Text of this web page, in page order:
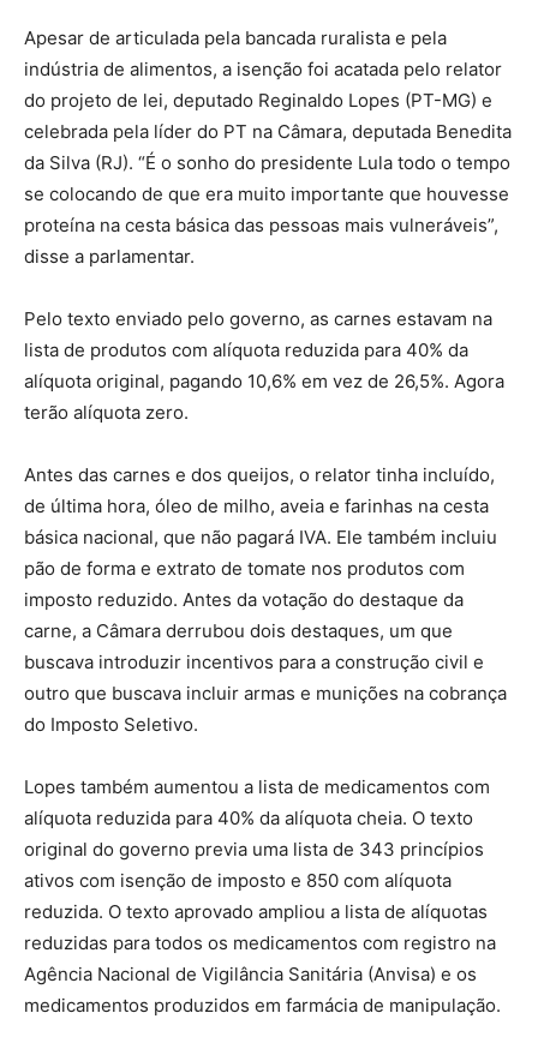
Apesar de articulada pela bancada ruralista e pela
indústria de alimentos, a isenção foi acatada pelo relator
do projeto de lei, deputado Reginaldo Lopes (PT-MG) e
celebrada pela líder do PT na Câmara, deputada Benedita
da Silva (RJ). “É o sonho do presidente Lula todo o tempo
se colocando de que era muito importante que houvesse
proteína na cesta básica das pessoas mais vulneráveis”,
disse a parlamentar.
Pelo texto enviado pelo governo, as carnes estavam na
lista de produtos com alíquota reduzida para 40% da
alíquota original, pagando 10,6% em vez de 26,5%. Agora
terão alíquota zero.
Antes das carnes e dos queijos, o relator tinha incluído,
de última hora, óleo de milho, aveia e farinhas na cesta
básica nacional, que não pagará IVA. Ele também incluiu
pão de forma e extrato de tomate nos produtos com
imposto reduzido. Antes da votação do destaque da
carne, a Câmara derrubou dois destaques, um que
buscava introduzir incentivos para a construção civil e
outro que buscava incluir armas e munições na cobrança
do Imposto Seletivo.
Lopes também aumentou a lista de medicamentos com
alíquota reduzida para 40% da alíquota cheia. O texto
original do governo previa uma lista de 343 princípios
ativos com isenção de imposto e 850 com alíquota
reduzida. O texto aprovado ampliou a lista de alíquotas
reduzidas para todos os medicamentos com registro na
Agência Nacional de Vigilância Sanitária (Anvisa) e os
medicamentos produzidos em farmácia de manipulação.